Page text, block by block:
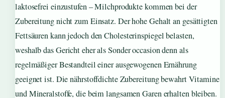
laktosefrei einzustufen – Milchprodukte kommen bei der
Zubereitung nicht zum Einsatz. Der hohe Gehalt an gesättigten
Fettsäuren kann jedoch den Cholesterinspiegel belasten,
weshalb das Gericht eher als Sonder occasion denn als
regelmäßiger Bestandteil einer ausgewogenen Ernährung
geeignet ist. Die nährstoffdichte Zubereitung bewahrt Vitamine
und Mineralstoffe, die beim langsamen Garen erhalten bleiben.